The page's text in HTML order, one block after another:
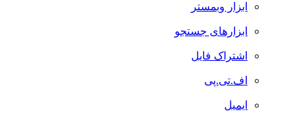
ابزار وبمستر
ابزارهای جستجو
اشتراک فایل
اف.تی.پی
ایمیل